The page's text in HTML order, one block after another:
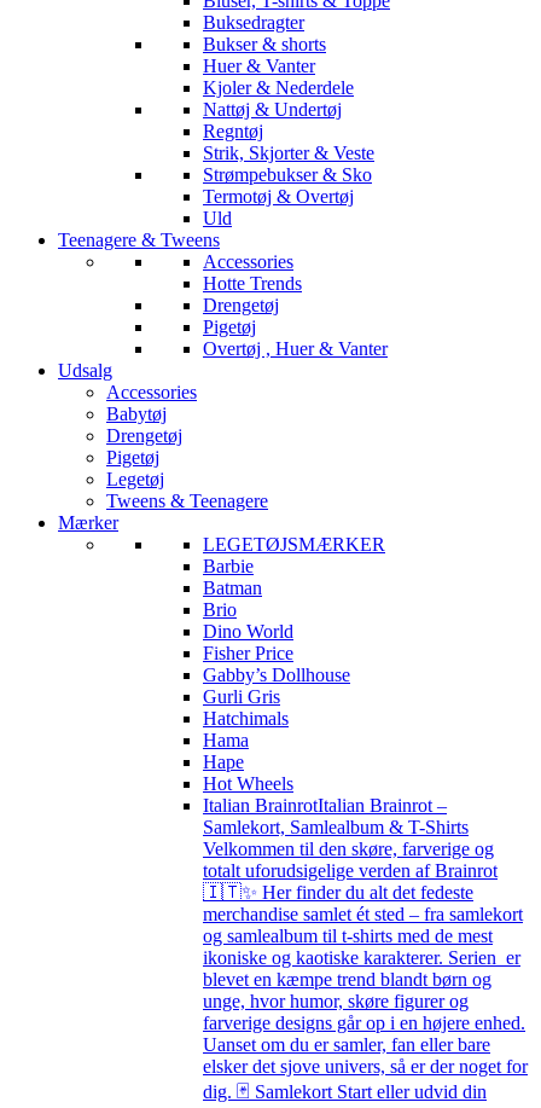
Buksedragter
Bukser & shorts
Huer & Vanter
Kjoler & Nederdele
Nattøj & Undertøj
Regntøj
Strik, Skjorter & Veste
Strømpebukser & Sko
Termotøj & Overtøj
Uld
Teenagere & Tweens
Accessories
Hotte Trends
Drengetøj
Pigetøj
Overtøj , Huer & Vanter
Udsalg
Accessories
Babytøj
Drengetøj
Pigetøj
Legetøj
Tweens & Teenagere
Mærker
LEGETØJSMÆRKER
Barbie
Batman
Brio
Dino World
Fisher Price
Gabby’s Dollhouse
Gurli Gris
Hatchimals
Hama
Hape
Hot Wheels
Italian BrainrotItalian Brainrot –
Samlekort, Samlealbum & T-Shirts
Velkommen til den skøre, farverige og
totalt uforudsigelige verden af Brainrot
🇮🇹✨ Her finder du alt det fedeste
merchandise samlet ét sted – fra samlekort
og samlealbum til t-shirts med de mest
ikoniske og kaotiske karakterer. Serien er
blevet en kæmpe trend blandt børn og
unge, hvor humor, skøre figurer og
farverige designs går op i en højere enhed.
Uanset om du er samler, fan eller bare
elsker det sjove univers, så er der noget for
dig. 🃏 Samlekort Start eller udvid din